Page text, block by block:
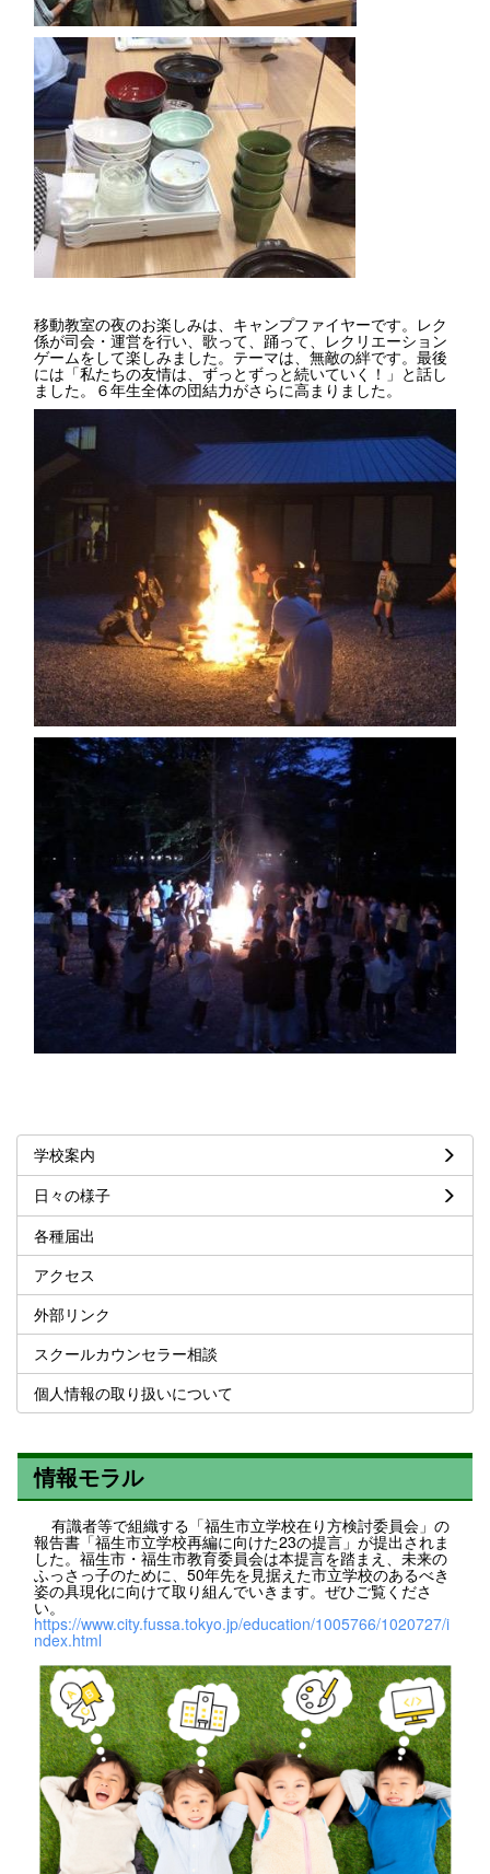
移動教室の夜のお楽しみは、キャンプファイヤーです。レク
係が司会・運営を行い、歌って、踊って、レクリエーション
ゲームをして楽しみました。テーマは、無敵の絆です。最後
には「私たちの友情は、ずっとずっと続いていく！」と話し
ました。６年生全体の団結力がさらに高まりました。
学校案内
日々の様子
各種届出
アクセス
外部リンク
スクールカウンセラー相談
個人情報の取り扱いについて
情報モラル
有識者等で組織する「福生市立学校在り方検討委員会」の
報告書「福生市立学校再編に向けた23の提言」が提出されま
した。福生市・福生市教育委員会は本提言を踏まえ、未来の
ふっさっ子のために、50年先を見据えた市立学校のあるべき
姿の具現化に向けて取り組んでいきます。ぜひご覧くださ
い。
https://www.city.fussa.tokyo.jp/education/1005766/1020727/i
ndex.html